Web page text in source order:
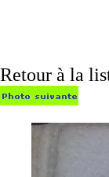
Retour à la